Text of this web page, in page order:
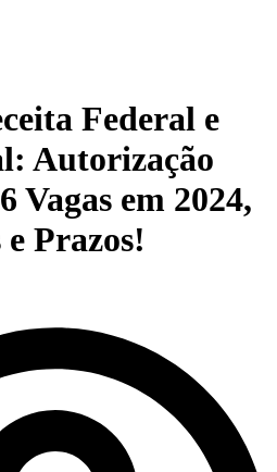
Federal e
Autorização
Vagas em 2024,
Prazos!